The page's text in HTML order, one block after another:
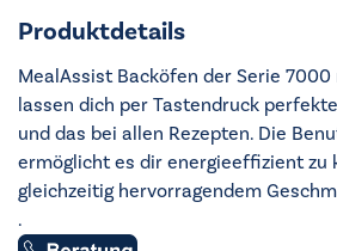
Produktdetails
MealAssist Backöfen der Serie
lassen dich per Tastendruck
und das bei allen Rezepten. Die
ermöglicht es dir energieeffizient zu
gleichzeitig hervorragendem
.